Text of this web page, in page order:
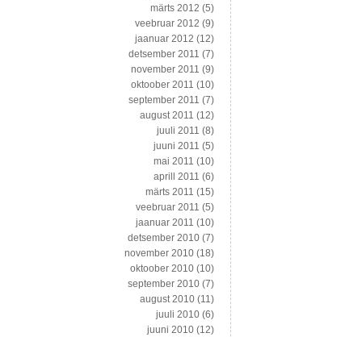
märts 2012 (5)
veebruar 2012 (9)
jaanuar 2012 (12)
detsember 2011 (7)
november 2011 (9)
oktoober 2011 (10)
september 2011 (7)
august 2011 (12)
juuli 2011 (8)
juuni 2011 (5)
mai 2011 (10)
aprill 2011 (6)
märts 2011 (15)
veebruar 2011 (5)
jaanuar 2011 (10)
detsember 2010 (7)
november 2010 (18)
oktoober 2010 (10)
september 2010 (7)
august 2010 (11)
juuli 2010 (6)
juuni 2010 (12)